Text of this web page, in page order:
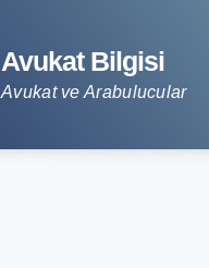
Avukat Bilgisi
Avukat ve Arabulucular